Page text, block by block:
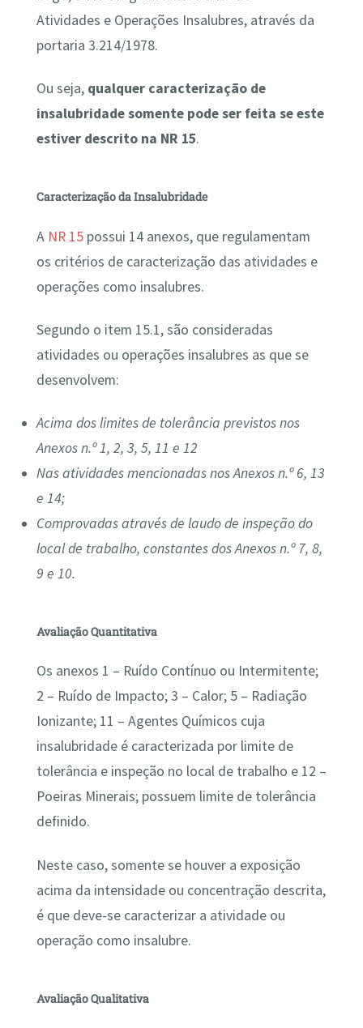
Atividades e Operações Insalubres, através da
portaria 3.214/1978.
Ou seja, qualquer caracterização de
insalubridade somente pode ser feita se este
estiver descrito na NR 15.
Caracterização da Insalubridade
A NR 15possui 14 anexos, que regulamentam
os critérios de caracterização das atividades e
operações como insalubres.
Segundo o item 15.1, são consideradas
atividades ou operações insalubres as que se
desenvolvem:
Acima dos limites de tolerância previstos nos
Anexos n.º 1, 2, 3, 5, 11 e 12
Nas atividades mencionadas nos Anexos n.º 6, 13
e 14;
Comprovadas através de laudo de inspeção do
local de trabalho, constantes dos Anexos n.º 7, 8,
9 e 10.
Avaliação Quantitativa
Os anexos 1 – Ruído Contínuo ou Intermitente;
2 – Ruído de Impacto; 3 – Calor; 5 – Radiação
Ionizante; 11 – Agentes Químicos cuja
insalubridade é caracterizada por limite de
tolerância e inspeção no local de trabalho e 12 –
Poeiras Minerais; possuem limite de tolerância
definido.
Neste caso, somente se houver a exposição
acima da intensidade ou concentração descrita,
é que deve-se caracterizar a atividade ou
operação como insalubre.
Avaliação Qualitativa